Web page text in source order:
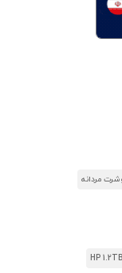
مردانه